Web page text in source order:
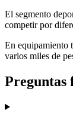
El segmento
competir por
En equipamiento
varios miles de
Preguntas